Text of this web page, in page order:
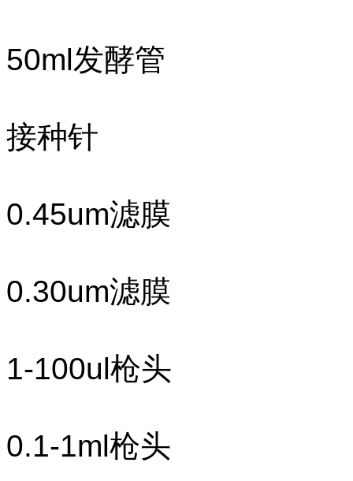
50ml发酵管
接种针
0.45um滤膜
0.30um滤膜
1-100ul枪头
0.1-1ml枪头